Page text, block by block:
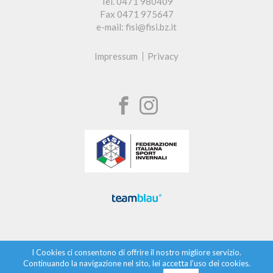
Fax 0471 975647
e-mail: fisi@fisi.bz.it
Impressum Privacy
I Cookies ci consentono di offrire il nostro migliore servizio.
Continuando la navigazione nel sito, lei accetta l’uso dei cookies.